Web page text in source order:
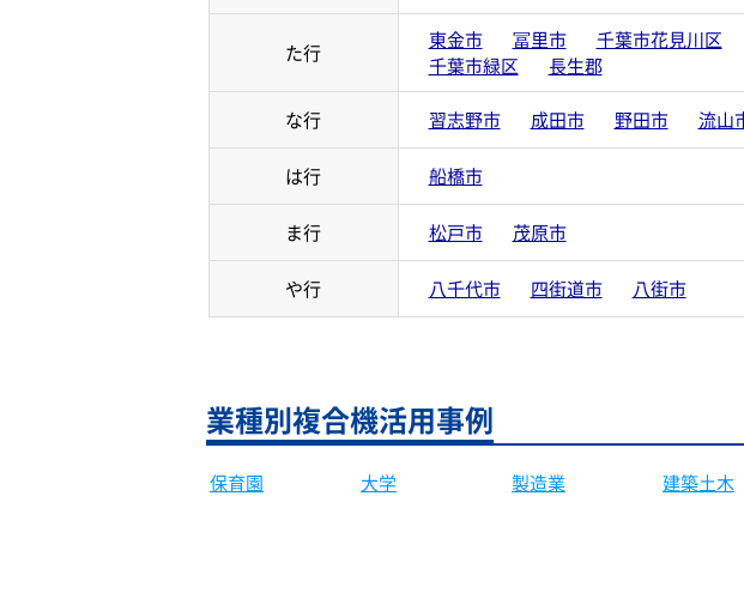
た行
東金市 冨里市 千葉市花見川区
千葉市緑区
長生郡
な行 習志野市 成田市 野田市 流山
は行 船橋市
ま行 松戸市 茂原市
や行 八千代市 四街道市 八街市
業種別複合機活用事例
保育園 製造業 建築土木